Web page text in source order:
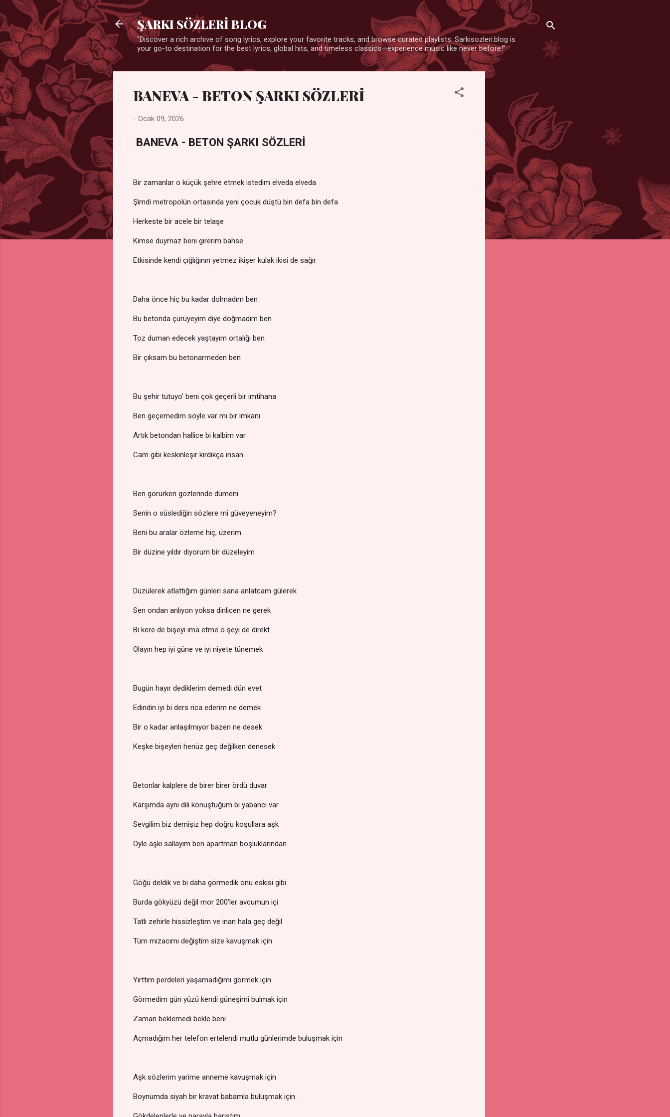
ŞARKI SÖZLERİ BLOG
"Discover a rich archive of song lyrics, explore your favorite tracks, and browse curated playlists. Sarkisozleri.blog is
your go-to destination for the best lyrics, global hits, and timeless classics—experience music like never before!"
BANEVA - BETON ŞARKI SÖZLERİ
- Ocak 09, 2026
BANEVA - BETON ŞARKI SÖZLERİ
Bir zamanlar o küçük şehre etmek istedim elveda elveda
Şimdi metropolün ortasında yeni çocuk düştü bin defa bin defa
Herkeste bir acele bir telaşe
Kimse duymaz beni girerim bahse
Etkisinde kendi çığlığının yetmez ikişer kulak ikisi de sağır
Daha önce hiç bu kadar dolmadım ben
Bu betonda çürüyeyim diye doğmadım ben
Toz duman edecek yaştayım ortalığı ben
Bir çıksam bu betonarmeden ben
Bu şehir tutuyo' beni çok geçerli bir imtihana
Ben geçemedim söyle var mı bir imkanı
Artık betondan hallice bi kalbim var
Cam gibi keskinleşir kırdıkça insan
Ben görürken gözlerinde dümeni
Senin o süslediğin sözlere mi güveyeneyim?
Beni bu aralar özleme hiç, üzerim
Bir düzine yıldır diyorum bir düzeleyim
Düzülerek atlattığım günleri sana anlatcam gülerek
Sen ondan anlıyon yoksa dinlicen ne gerek
Bi kere de bişeyi ima etme o şeyi de direkt
Olayın hep iyi güne ve iyi niyete tünemek
Bugün hayır dediklerim demedi dün evet
Edindin iyi bi ders rica ederim ne demek
Bir o kadar anlaşılmıyor bazen ne desek
Keşke bişeyleri henüz geç değilken denesek
Betonlar kalplere de birer birer ördü duvar
Karşımda aynı dili konuştuğum bi yabancı var
Sevgilim biz demişiz hep doğru koşullara aşk
Öyle aşkı sallayım ben apartman boşluklarından
Göğü deldik ve bi daha görmedik onu eskisi gibi
Burda gökyüzü değil mor 200'ler avcumun içi
Tatlı zehirle hissizleştim ve inan hala geç değil
Tüm mizacımı değiştim size kavuşmak için
Yırttım perdeleri yaşamadığımı görmek için
Görmedim gün yüzü kendi güneşimi bulmak için
Zaman beklemedi bekle beni
Açmadığım her telefon ertelendi mutlu günlerimde buluşmak için
Aşk sözlerim yarime anneme kavuşmak için
Boynumda siyah bir kravat babamla buluşmak için